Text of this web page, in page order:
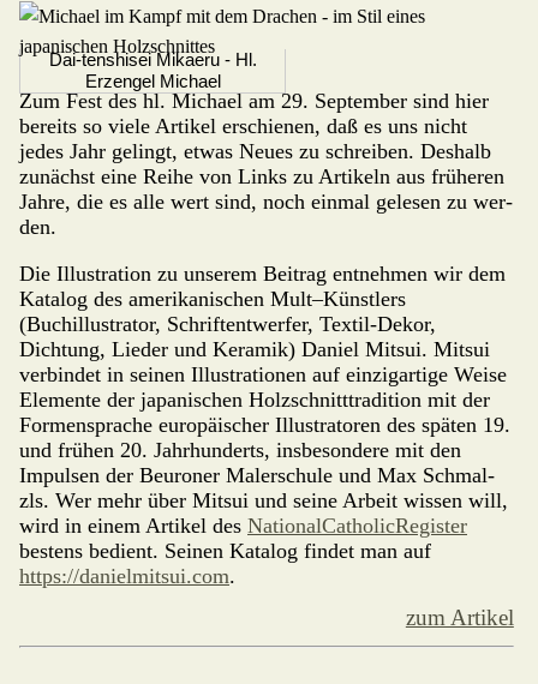
Dai-tenshisei Mikaeru - Hl.
Erzengel Michael
Zum Fest des hl. Michael am 29. Sep­tem­ber sind hier
bereits so viele Artikel erschienen, daß es uns nicht
jedes Jahr gelingt, etwas Neu­es zu schreiben. Des­halb
zunächst eine Reihe von Links zu Artikeln aus früheren
Jahre, die es alle wert sind, noch einmal gelesen zu wer­
den.
Die Illustration zu unserem Beitrag ent­neh­men wir dem
Katalog des amerika­nischen Mult–Künstlers
(Buchillustrator, Schriftent­werfer, Textil-Dekor,
Dichtung, Lieder und Keramik) Daniel Mitsui. Mitsui
verbindet in seinen Illustrationen auf einzigartige Weise
Ele­men­te der japanischen Holzschnitttradition mit der
Formensprache europä­ischer Illustratoren des späten 19.
und frühen 20. Jahrhunderts, insbe­son­dere mit den
Impulsen der Beuroner Maler­schule und Max Schmal­
zls. Wer mehr über Mitsui und seine Arbeit wissen will,
wird in einem Arti­kel des NationalCatholicRegister
bestens bedient. Seinen Katalog findet man auf
https://danielmitsui.com.
zum Artikel